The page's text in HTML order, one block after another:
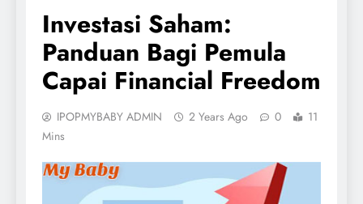
Investasi Saham:
Panduan Bagi Pemula
Capai Financial Freedom
IPOPMYBABY ADMIN 2 Years Ago 0
11
Mins